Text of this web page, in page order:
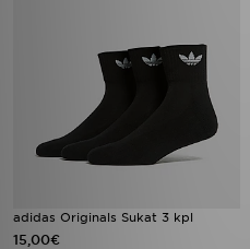
adidas Originals Sukat 3 kpl
15,00€